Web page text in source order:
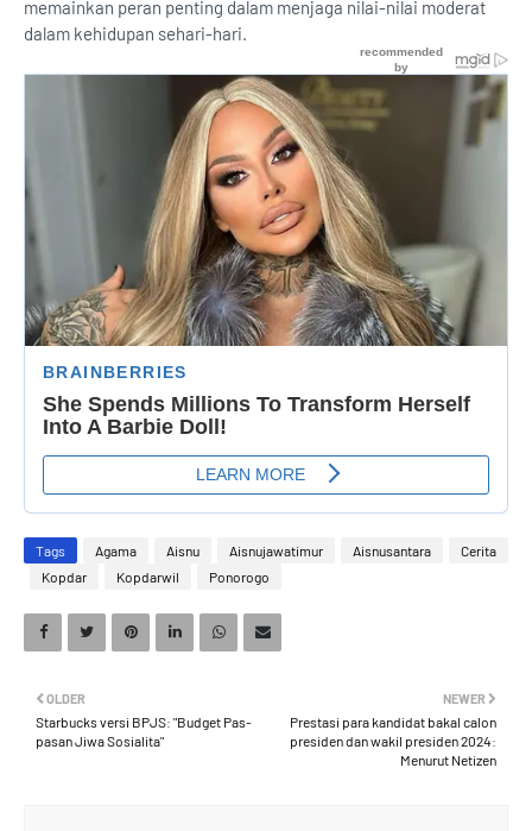
memainkan peran penting dalam menjaga nilai-nilai moderat
dalam kehidupan sehari-hari.
Tags Agama Aisnu Aisnujawatimur Aisnusantara
Cerita
Kopdar
Kopdarwil Ponorogo
NEWER
Prestasi para kandidat bakal calon
presiden dan wakil presiden 2024:
Menurut Netizen
OLDER
Starbucks versi BPJS: "Budget Pas-
pasan Jiwa Sosialita"